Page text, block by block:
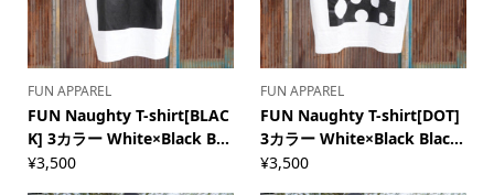
FUN APPAREL
FUN Naughty T-shirt[BLAC
K] 3カラー White×Black B...
¥3,500
FUN APPAREL
FUN Naughty T-shirt[DOT]
3カラー White×Black Blac...
¥3,500